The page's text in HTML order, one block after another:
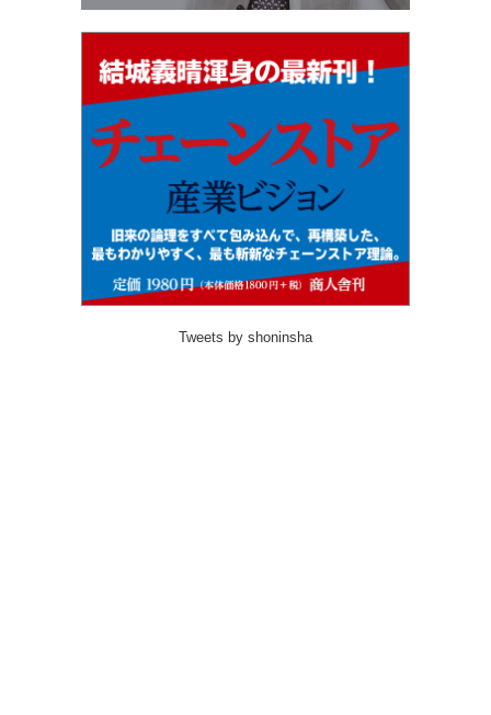
Tweets by shoninsha